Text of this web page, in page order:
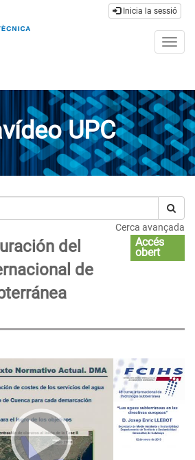
Inicia la sessió
UPC
Cerca avançada
del
de
Accés
obert